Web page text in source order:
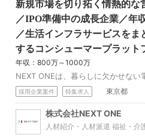
新規市場を切り拓く情熱的な
／IPO準備中の成長企業／年
／生活インフラサービスを
するコンシューマープラット
年収：800万～1000万
採用企業案件 特集求人 東京都
株式会社NEXT ONE
人材紹介・人材派遣 福祉・介